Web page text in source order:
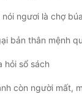
ngươi là chợ
bản thân mệnh
hỏi sổ sách
còn người mất,